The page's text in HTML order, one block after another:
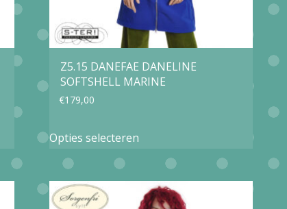
op
de
productpagina
Z5.15 DANEFAE DANELINE
SOFTSHELL MARINE
€179,00
Opties selecteren
heeft
meerdere